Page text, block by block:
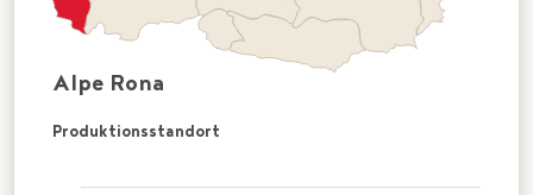
Alpe Rona
Produktionsstandort